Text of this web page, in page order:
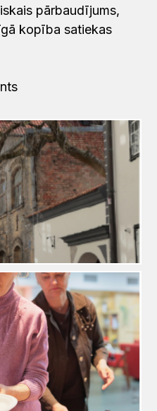
pārbaudījums,
kopība satiekas